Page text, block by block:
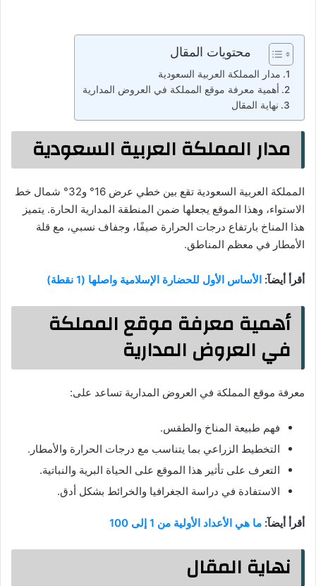
محتويات المقال
مدار المملكة العربية السعودية
أهمية معرفة موقع المملكة في العروض المدارية
نهاية المقال
مدار المملكة العربية السعودية
المملكة العربية السعودية تقع بين خطي عرض 16° و32° شمال خط
الاستواء، وهذا الموقع يجعلها ضمن المنطقة المدارية الحارة. يتميز
هذا المناخ بارتفاع درجات الحرارة صيفًا، وجفاف نسبي، مع قلة
الأمطار في معظم المناطق.
أقرأ أيضآ: الأساس الأول للحضارة الإسلامية واصلها (1 نقطة)
أهمية معرفة موقع المملكة
في العروض المدارية
معرفة موقع المملكة في العروض المدارية تساعد على:
فهم طبيعة المناخ والطقس.
التخطيط الزراعي بما يتناسب مع درجات الحرارة والأمطار.
التعرف على تأثير هذا الموقع على الحياة البرية والنباتية.
الاستفادة في دراسة الجغرافيا والخرائط بشكل أدق.
أقرأ أيضآ: ما هي الأعداد الأولية من 1 إلى 100
نهاية المقال